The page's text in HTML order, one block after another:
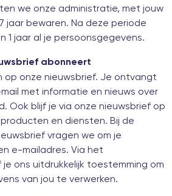
we onze administratie, met jouw
jaar bewaren. Na deze periode
1 jaar al je persoonsgegevens.
abonneert
op onze nieuwsbrief. Je ontvangt
met informatie en nieuws over
Ook blijf je via onze nieuwsbrief op
en diensten. Bij de
vragen we om je
e-mailadres. Via het
ons uitdrukkelijk toestemming om
van jou te verwerken.